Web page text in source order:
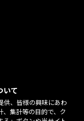
いて
供、皆様の興味にあわ
集計等の目的で、ク